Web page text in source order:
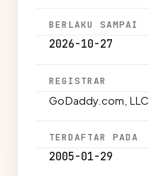
BERLAKU SAMPAI
2026-10-27
REGISTRAR
GoDaddy.com, LLC
TERDAFTAR PADA
2005-01-29